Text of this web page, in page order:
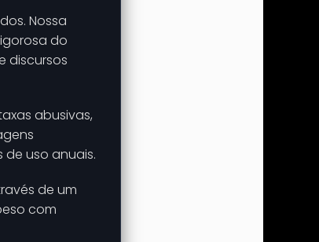
Nossa
do
discursos
abusivas,
uso anuais.
de um
com